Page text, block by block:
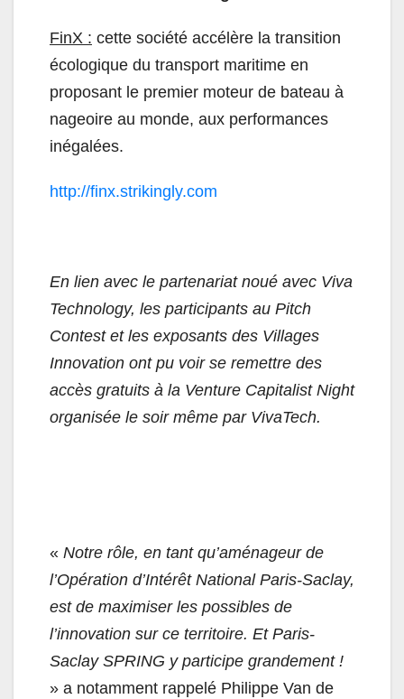
FinX : cette société accélère la transition
écologique du transport maritime en
proposant le premier moteur de bateau à
nageoire au monde, aux performances
inégalées.
http://finx.strikingly.com
En lien avec le partenariat noué avec Viva
Technology, les participants au Pitch
Contest et les exposants des Villages
Innovation ont pu voir se remettre des
accès gratuits à la Venture Capitalist Night
organisée le soir même par VivaTech.
« Notre rôle, en tant qu’aménageur de
l’Opération d’Intérêt National Paris-Saclay,
est de maximiser les possibles de
l’innovation sur ce territoire. Et Paris-
Saclay SPRING y participe grandement !
» a notamment rappelé Philippe Van de